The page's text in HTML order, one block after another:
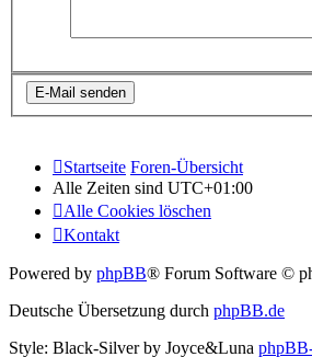
Startseite Foren-Übersicht
Alle Zeiten sind UTC+01:00
Alle Cookies löschen
Kontakt
Powered by phpBB® Forum Software ©
Deutsche Übersetzung durch phpBB.de
Style: Black-Silver by Joyce&Luna